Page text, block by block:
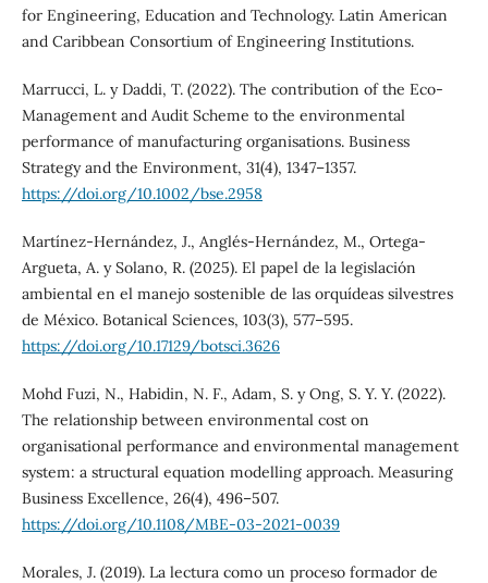
for Engineering, Education and Technology. Latin American
and Caribbean Consortium of Engineering Institutions.
Marrucci, L. y Daddi, T. (2022). The contribution of the Eco‐
Management and Audit Scheme to the environmental
performance of manufacturing organisations. Business
Strategy and the Environment, 31(4), 1347–1357.
https://doi.org/10.1002/bse.2958
Martínez-Hernández, J., Anglés-Hernández, M., Ortega-
Argueta, A. y Solano, R. (2025). El papel de la legislación
ambiental en el manejo sostenible de las orquídeas silvestres
de México. Botanical Sciences, 103(3), 577–595.
https://doi.org/10.17129/botsci.3626
Mohd Fuzi, N., Habidin, N. F., Adam, S. y Ong, S. Y. Y. (2022).
The relationship between environmental cost on
organisational performance and environmental management
system: a structural equation modelling approach. Measuring
Business Excellence, 26(4), 496–507.
https://doi.org/10.1108/MBE-03-2021-0039
Morales, J. (2019). La lectura como un proceso formador de